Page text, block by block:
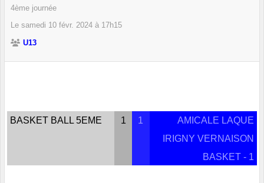
4ème journée
Le samedi 10 févr. 2024 à 17h15
U13
BASKET BALL 5EME 1 1
AMICALE LAQUE
IRIGNY VERNAISON
BASKET - 1